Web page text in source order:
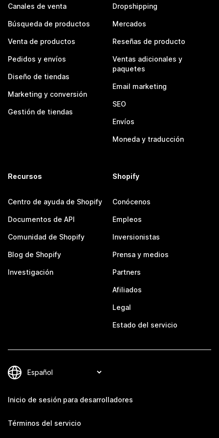
Canales de venta
Búsqueda de productos
Venta de productos
Pedidos y envíos
Diseño de tiendas
Marketing y conversión
Gestión de tiendas
Dropshipping
Mercados
Reseñas de producto
Ventas adicionales y
paquetes
Email marketing
SEO
Envíos
Moneda y traducción
Recursos
Centro de ayuda de Shopify
Documentos de API
Comunidad de Shopify
Blog de Shopify
Investigación
Shopify
Conócenos
Empleos
Inversionistas
Prensa y medios
Partners
Afiliados
Legal
Estado del servicio
Inicio de sesión para desarrolladores
Términos del servicio